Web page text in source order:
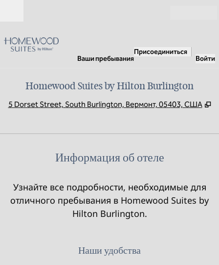
Ваши пребывания
Присоединиться
Войти
Homewood Suites by Hilton Burlington
5 Dorset Street, South Burlington, Вермонт, 05403, США ,
Информация об отеле
Узнайте все подробности, необходимые для
отличного пребывания в Homewood Suites by
Hilton Burlington.
Наши удобства